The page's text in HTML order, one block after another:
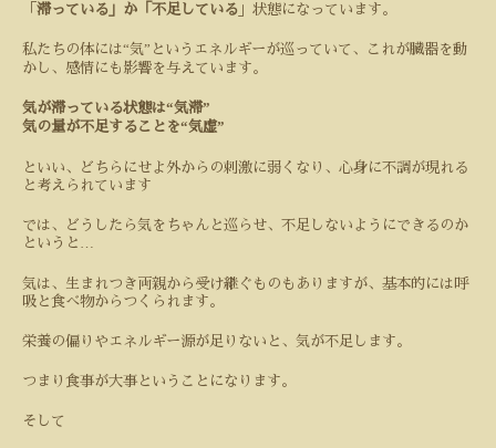
滞っている」か「不足している 」状態になっています。
私たちの体には“気” というエネルギーが巡っていて、これが臓器を動
かし、感情にも影響を与えています。
気が滞っている状態は“気滞”
気の量が不足することを“気虚”
といい、どちらにせよ外からの刺激に弱くなり、心身に不調が現れる
と考えられています
では、どうしたら気をちゃんと巡らせ、不足しないようにできるのか
というと
気は、生まれつき両親から受け継ぐものもありますが、基本的には呼
吸と食べ物からつくられます。
栄養の偏りやエネルギー源が足りないと、気が不足します。
つまり食事が大事ということになります。
そして